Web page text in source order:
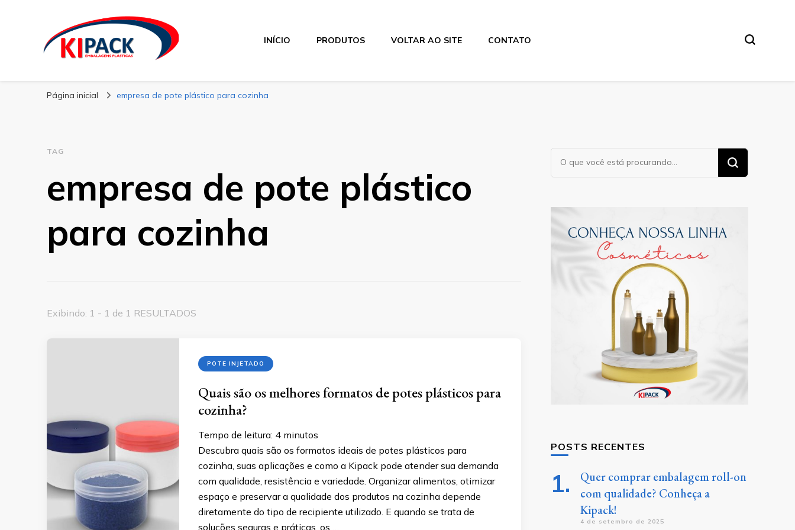
Kipack
INÍCIO PRODUTOS VOLTAR AO SITE CONTATO
Página inicial empresa de pote plástico para cozinha
TAG
empresa de pote plástico
para cozinha
Exibindo: 1 - 1 de 1 RESULTADOS
POTE INJETADO
Quais são os melhores formatos de potes plásticos para
cozinha?
Tempo de leitura: 4 minutos
Descubra quais são os formatos ideais de potes plásticos para
cozinha, suas aplicações e como a Kipack pode atender sua demanda
com qualidade, resistência e variedade. Organizar alimentos, otimizar
espaço e preservar a qualidade dos produtos na cozinha depende
diretamente do tipo de recipiente utilizado. E quando se trata de
soluções seguras e práticas, os …
Procurando
algo?
POSTS RECENTES
Quer comprar embalagem roll-on
com qualidade? Conheça a
Kipack!
4 de setembro de 2025